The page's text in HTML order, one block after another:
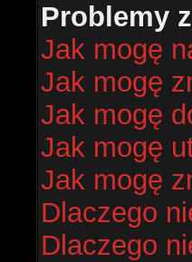
Problemy
Jak mogę
Jak mogę
Jak mogę
Jak mogę
Jak mogę
Dlaczego
Dlaczego